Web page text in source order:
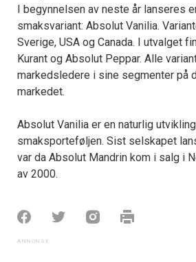
I begynnelsen av neste år lanseres
smaksvariant: Absolut Vanilia.
Sverige, USA og Canada. I utvalget
Kurant og Absolut Peppar. Alle
markedsledere i sine segmenter på
markedet.
Absolut Vanilia er en naturlig
smaksporteføljen. Sist selskapet
var da Absolut Mandrin kom i salg i
av 2000.